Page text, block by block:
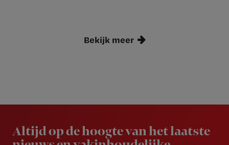
Bekijk meer
Altijd op de hoogte van het laatste